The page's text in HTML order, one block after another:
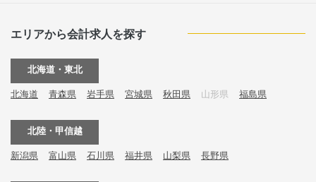
エリアから会計求人を探す
北海道・東北
北海道 青森県 岩手県 宮城県 秋田県 山形県 福島県
北陸・甲信越
新潟県 富山県 石川県 福井県 山梨県 長野県